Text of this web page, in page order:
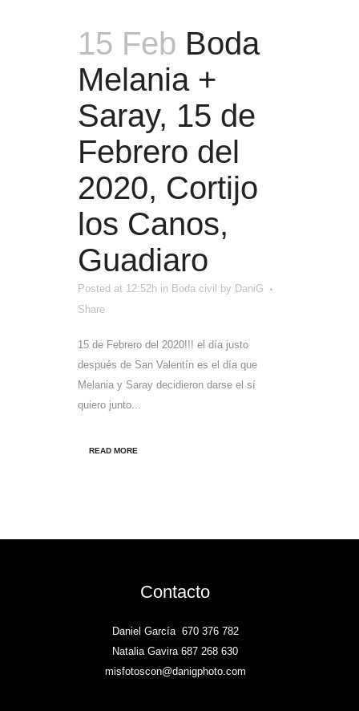
15 Feb Boda
Melania +
Saray, 15 de
Febrero del
2020, Cortijo
los Canos,
Guadiaro
Posted at 12:52h in Boda civil by DaniG
Share
15 de Febrero del 2020!!! el día justo
después de San Valentín es el día que
Melania y Saray decidieron darse el sí
quiero junto...
READ MORE
Contacto
Daniel García 670 376 782
Natalia Gavira 687 268 630
misfotoscon@danigphoto.com